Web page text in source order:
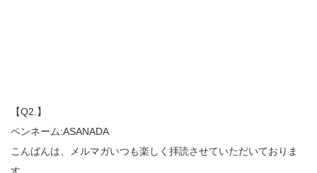
【Q2.】
ペンネーム:ASANADA
こんばんは、メルマガいつも楽しく拝読させていただいておりま